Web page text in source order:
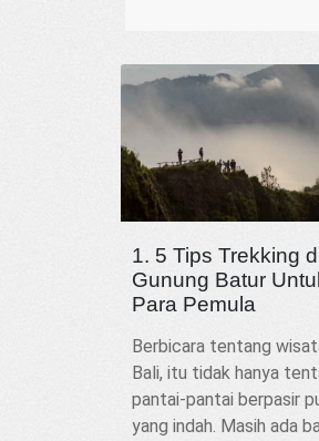
1. 5 Tips Trekking
Gunung Batur
Para Pemula
Berbicara tentang
Bali, itu tidak hanya
pantai-pantai berpasir
yang indah. Masih ada